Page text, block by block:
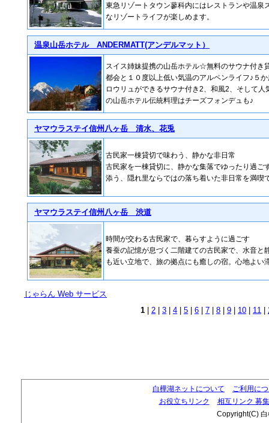
東急リゾートタウン蓼科内にはレストランや温泉
なリゾートライフが楽しめます。
温泉山岳ホテル ANDERMATT(アンデルマット）
スイス姉妹提携の山岳ホテル☆無料のサウナ付き
都会と１０度以上低い気温のアルペンライフ♪５
ロウリュができるサウナ付き2、和風2、そして
の山岳ホテル伝統料理はチーズフォンデュも♪
ヤマウラステイ信州八ヶ岳 清水、花兎
古民家一棟貸切で味わう、静かな非日常
古民家を一棟貸切に、静かな集落でゆったり過ご
添う、隠れ里ならではの落ち着いた非日常を満喫
ヤマウラステイ信州八ヶ岳 渋道
時間が交わる古民家で、暮らすように過ごす
養蚕の記憶が息づく二階建ての古民家で、水音と
も近い立地で、旅の拠点にも癒しの宿。心地よい
じゃらん Web サービス
1
2 3 4 5 6 7 8 9 10 11
白樺湖ネットについて
ご利用に
お役立ちリンク
相互リンク 募
Copyright(C)